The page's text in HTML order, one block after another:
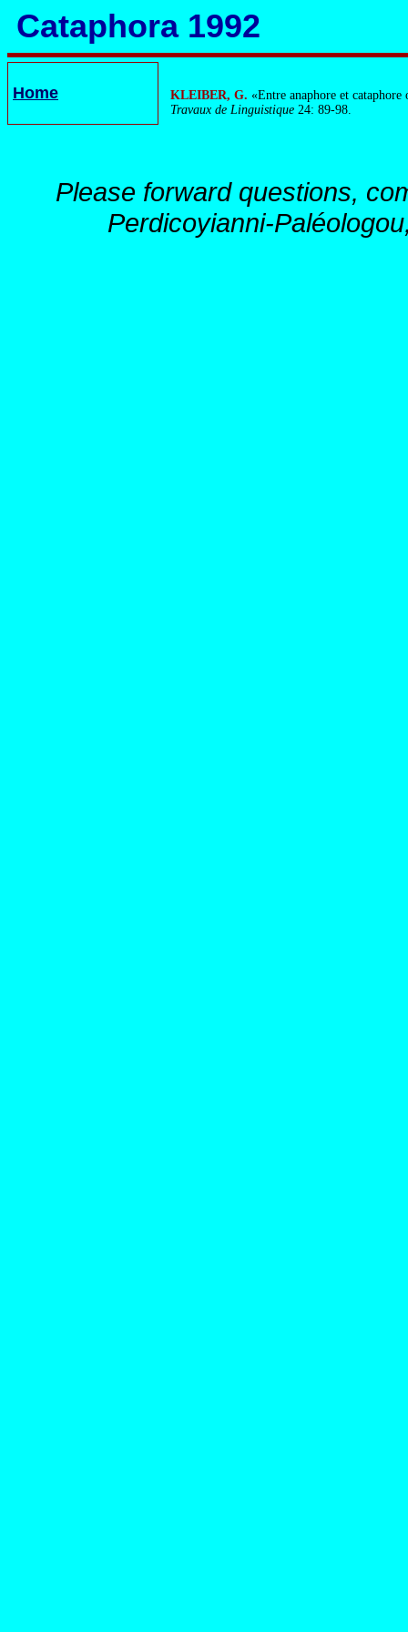
Cataphora 1992
Home KLEIBER, G. «Entre anaphore et
Travaux de Linguistique24: 89-98.
Please forward questions,
Perdicoyianni-